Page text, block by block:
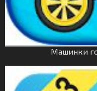
Машинки